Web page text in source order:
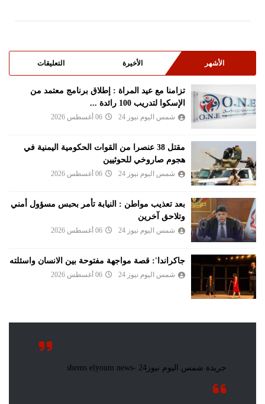
الأشهر الأخيرة التعليقات
تزامنا مع عيد المراة : إطلاق برنامج معتمد من
الإسكوا لتدريب 100 رائدة ...
شمس اليوم نيوز 24 06 أغسطس 2026
مقتل 38 عنصرا من القوات الحكومية اليمنية في
هجوم صاروخي للحوثيين
شمس اليوم نيوز 24 06 أغسطس 2026
بعد تعذيب مواطن : النيابة تأمر بحبس مسؤول أمني
وتلاحق آخرين
شمس اليوم نيوز 24 06 أغسطس 2026
جاكراندا': قصة مواجهة مفتوحة بين الانسان واسئلته
شمس اليوم نيوز 24 06 أغسطس 2026